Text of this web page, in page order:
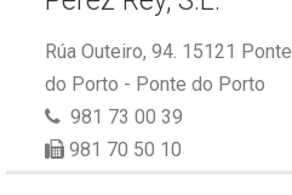
Rúa Outeiro, 94. 15121 Ponte
do Porto - Ponte do Porto
981 73 00 39
981 70 50 10